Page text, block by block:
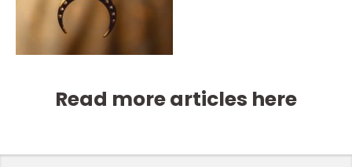
Read more articles here